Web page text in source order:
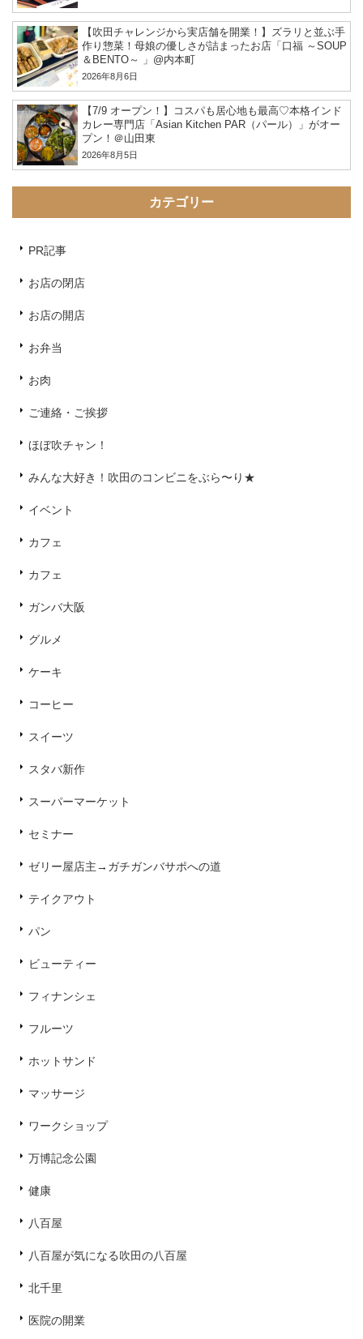
【吹田チャレンジから実店舗を開業！】ズラリと並ぶ手
作り惣菜！母娘の優しさが詰まったお店「口福 ～SOUP
＆BENTO～ 」@内本町
2026年8月6日
【7/9 オープン！】コスパも居心地も最高♡本格インド
カレー専門店「Asian Kitchen PAR（パール）」がオー
プン！＠山田東
2026年8月5日
カテゴリー
PR記事
お店の閉店
お店の開店
お弁当
お肉
ご連絡・ご挨拶
ほぼ吹チャン！
みんな大好き！吹田のコンビニをぶら〜り★
イベント
カフェ
カフェ
ガンバ大阪
グルメ
ケーキ
コーヒー
スイーツ
スタバ新作
スーパーマーケット
セミナー
ゼリー屋店主→ガチガンバサポへの道
テイクアウト
パン
ビューティー
フィナンシェ
フルーツ
ホットサンド
マッサージ
ワークショップ
万博記念公園
健康
八百屋
八百屋が気になる吹田の八百屋
北千里
医院の開業